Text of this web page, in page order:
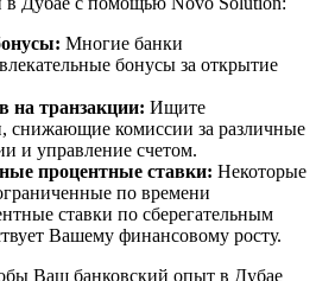
Многие банки
бонусы за открытие
на транзакции: Ищите
снижающие комиссии за различные
и управление счетом.
процентные ставки: Некоторые
по времени
ставки по сберегательным
Вашему финансовому росту.
Ваш банковский опыт в Дубае